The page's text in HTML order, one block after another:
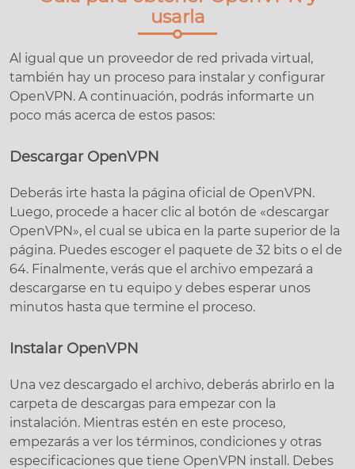
usarla
Al igual que un proveedor de red privada virtual,
también hay un proceso para instalar y configurar
OpenVPN. A continuación, podrás informarte un
poco más acerca de estos pasos:
Descargar OpenVPN
Deberás irte hasta la página oficial de OpenVPN.
Luego, procede a hacer clic al botón de «descargar
OpenVPN», el cual se ubica en la parte superior de la
página. Puedes escoger el paquete de 32 bits o el de
64. Finalmente, verás que el archivo empezará a
descargarse en tu equipo y debes esperar unos
minutos hasta que termine el proceso.
Instalar OpenVPN
Una vez descargado el archivo, deberás abrirlo en la
carpeta de descargas para empezar con la
instalación. Mientras estén en este proceso,
empezarás a ver los términos, condiciones y otras
especificaciones que tiene OpenVPN install. Debes